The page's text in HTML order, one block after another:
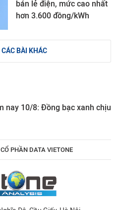
bán lẻ điện, mức cao nhất
hơn 3.600 đồng/kWh
BÀI KHÁC
nay 10/8: Đồng bạc xanh chịu
PHẦN DATA VIETONE